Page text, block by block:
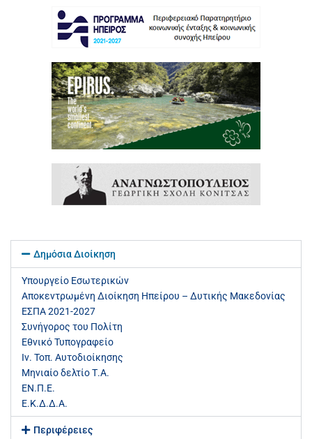
Δημόσια Διοίκηση
Υπουργείο Εσωτερικών
Αποκεντρωμένη Διοίκηση Ηπείρου – Δυτικής Μακεδονίας
ΕΣΠΑ 2021-2027
Συνήγορος του Πολίτη
Εθνικό Τυπογραφείο
Ιν. Τοπ. Αυτοδιοίκησης
Μηνιαίο δελτίο Τ.Α.
ΕΝ.Π.Ε.
Ε.Κ.Δ.Δ.Α.
Περιφέρειες